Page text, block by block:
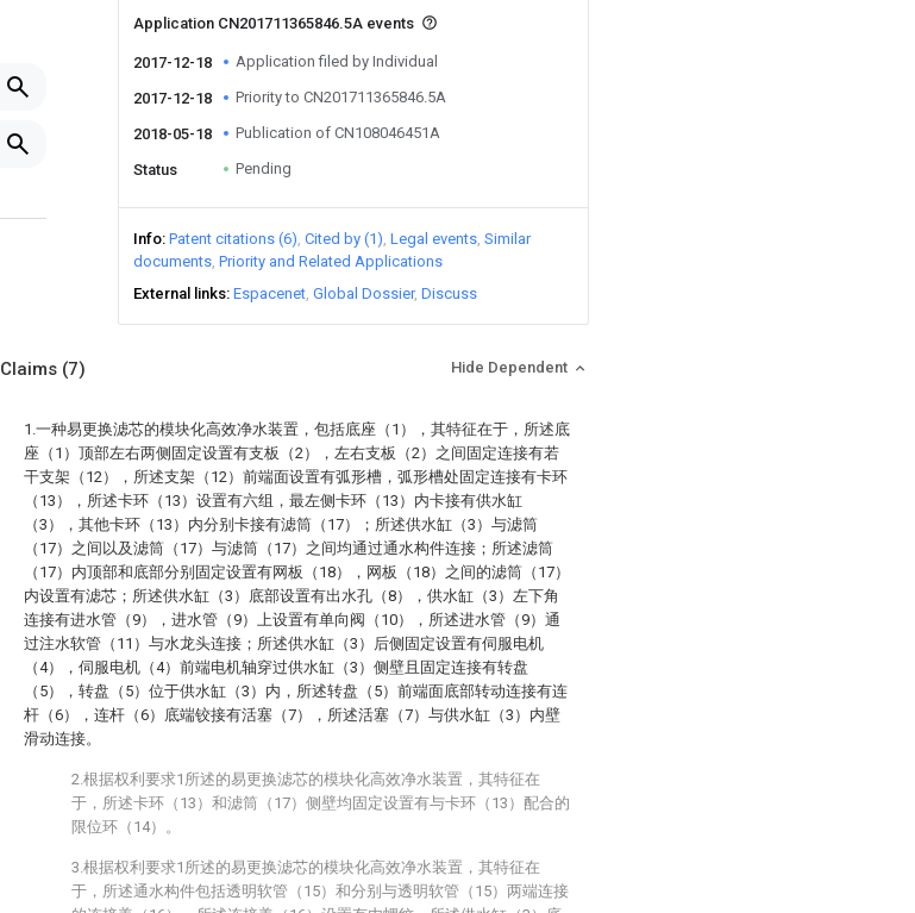
Application CN201711365846.5A events
2017-12-18 Application filed by Individual
2017-12-18 Priority to CN201711365846.5A
2018-05-18 Publication of CN108046451A
Status Pending
Info Patent citations (6) Cited by (1) Legal events Similar
documents Priority and Related Applications
External links Espacenet Global Dossier Discuss
Claims (7) Hide Dependent
1.一种易更换滤芯的模块化高效净水装置，包括底座（1），其特征在于，所述底
座（1）顶部左右两侧固定设置有支板（2），左右支板（2）之间固定连接有若
干支架（12），所述支架（12）前端面设置有弧形槽，弧形槽处固定连接有卡环
（13），所述卡环（13）设置有六组，最左侧卡环（13）内卡接有供水缸
（3），其他卡环（13）内分别卡接有滤筒（17）；所述供水缸（3）与滤筒
（17）之间以及滤筒（17）与滤筒（17）之间均通过通水构件连接；所述滤筒
（17）内顶部和底部分别固定设置有网板（18），网板（18）之间的滤筒（17）
内设置有滤芯；所述供水缸（3）底部设置有出水孔（8），供水缸（3）左下角
连接有进水管（9），进水管（9）上设置有单向阀（10），所述进水管（9）通
过注水软管（11）与水龙头连接；所述供水缸（3）后侧固定设置有伺服电机
（4），伺服电机（4）前端电机轴穿过供水缸（3）侧壁且固定连接有转盘
（5），转盘（5）位于供水缸（3）内，所述转盘（5）前端面底部转动连接有连
杆（6），连杆（6）底端铰接有活塞（7），所述活塞（7）与供水缸（3）内壁
滑动连接。
2.根据权利要求1所述的易更换滤芯的模块化高效净水装置，其特征在
于，所述卡环（13）和滤筒（17）侧壁均固定设置有与卡环（13）配合的
限位环（14）。
3.根据权利要求1所述的易更换滤芯的模块化高效净水装置，其特征在
于，所述通水构件包括透明软管（15）和分别与透明软管（15）两端连接